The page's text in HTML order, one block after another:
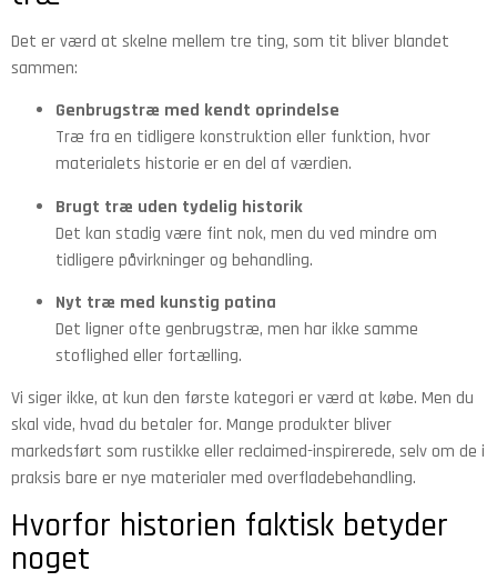
Det er værd at skelne mellem tre ting, som tit bliver blandet
sammen:
Genbrugstræ med kendt oprindelse
Træ fra en tidligere konstruktion eller funktion, hvor
materialets historie er en del af værdien.
Brugt træ uden tydelig historik
Det kan stadig være fint nok, men du ved mindre om
tidligere påvirkninger og behandling.
Nyt træ med kunstig patina
Det ligner ofte genbrugstræ, men har ikke samme
stoflighed eller fortælling.
Vi siger ikke, at kun den første kategori er værd at købe. Men du
skal vide, hvad du betaler for. Mange produkter bliver
markedsført som rustikke eller reclaimed-inspirerede, selv om de i
praksis bare er nye materialer med overfladebehandling.
Hvorfor historien faktisk betyder
noget